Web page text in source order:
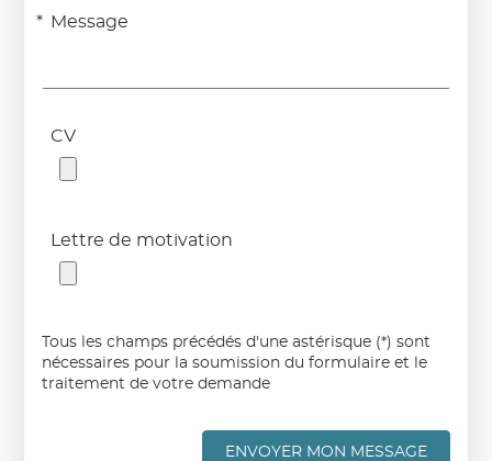
Message
CV
Lettre de motivation
Tous les champs précédés d'une astérisque (*) sont
nécessaires pour la soumission du formulaire et le
traitement de votre demande
ENVOYER MON MESSAGE